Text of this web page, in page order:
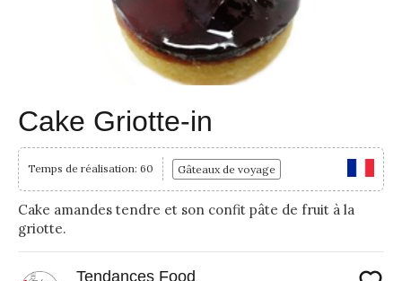
Cake Griotte-in
Temps de réalisation: 60 Gâteaux de voyage
Cake amandes tendre et son confit pâte de fruit à la
griotte.
Tendances Food